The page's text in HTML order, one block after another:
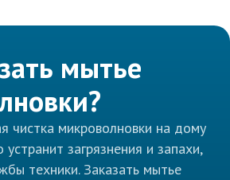
мытье
чистка микроволновки на дому
загрязнения и запахи,
техники. Заказать мытье